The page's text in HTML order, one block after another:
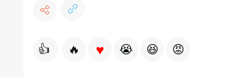
👍 🔥 ♥ 😭 😆 😡